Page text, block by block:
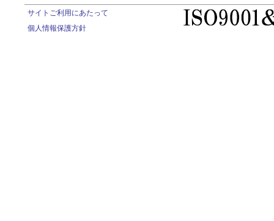
サイトご利用にあたって
個人情報保護方針